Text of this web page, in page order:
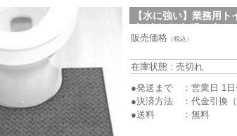
【水に強い】業務用
汚れ対策 衛生用品
販売価格 （税込）
在庫状態 : 売切れ
●発送まで ：営業日 1日
●決済方法 ：代金引換
●送料 ：無料